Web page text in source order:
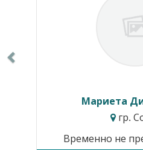
Мариета
гр.
Временно не